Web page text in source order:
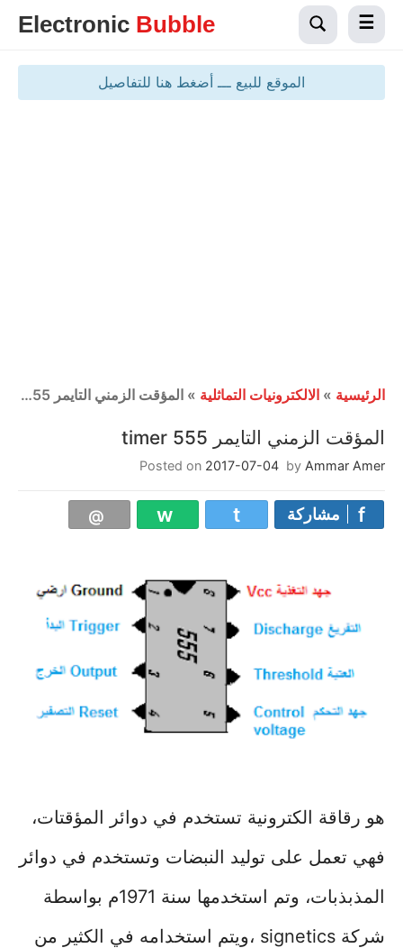
Electronic Bubble
الموقع للبيع ـــ أضغط هنا للتفاصيل
الرئيسية » الالكترونيات التماثلية » المؤقت الزمني التايمر 555 timer
المؤقت الزمني التايمر 555 timer
Posted on 2017-07-04 by Ammar Amer
مشاركة
هو رقاقة الكترونية تستخدم في دوائر المؤقتات،
فهي تعمل على توليد النبضات وتستخدم في دوائر
المذبذبات، وتم استخدمها سنة 1971م بواسطة
شركة signetics ،ويتم استخدامه في الكثير من